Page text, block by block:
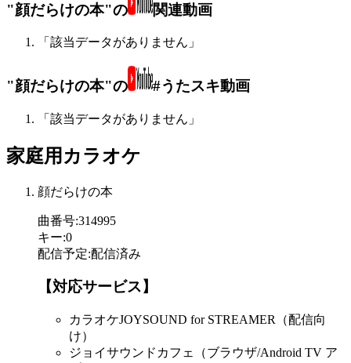
"顔だらけの本"の 関連動画
「該当データがありません」
"顔だらけの本"の #うたスキ動画
「該当データがありません」
家庭用カラオケ
顔だらけの本
曲番号:314995
キー:0
配信予定:配信済み
【対応サービス】
カラオケJOYSOUND for STREAMER（配信向
け）
ジョイサウンドカフェ（ブラウザ/Android TV ア